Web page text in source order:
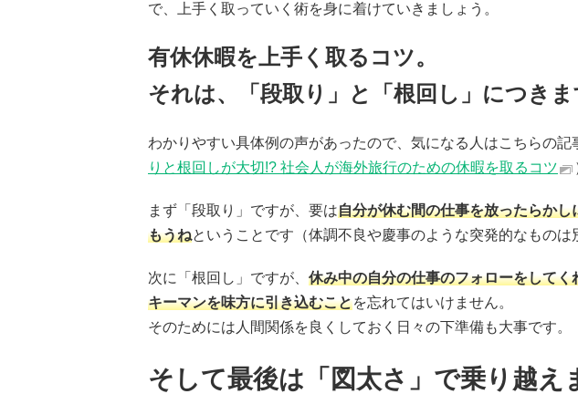
で、上手く取っていく術を身に着けていきましょう。
有休休暇を上手く取るコツ。
それは、「段取り」と「根回し」につきま
わかりやすい具体例の声があったので、気になる人はこちらの記
りと根回しが大切!? 社会人が海外旅行のための休暇を取るコツ
まず「段取り」ですが、要は自分が休む間の仕事を放ったらか
もうねということです（体調不良や慶事のような突発的なものは
次に「根回し」ですが、 休み中の自分の仕事のフォローをして
キーマンを味方に引き込むことを忘れてはいけません。
そのためには人間関係を良くしておく日々の下準備も大事です。
そして最後は「図太さ」で乗り越え